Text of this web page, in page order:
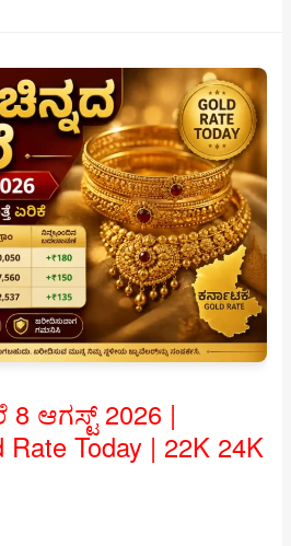
ಆಗಸ್ಟ್ 2026 |
Rate Today | 22K 24K